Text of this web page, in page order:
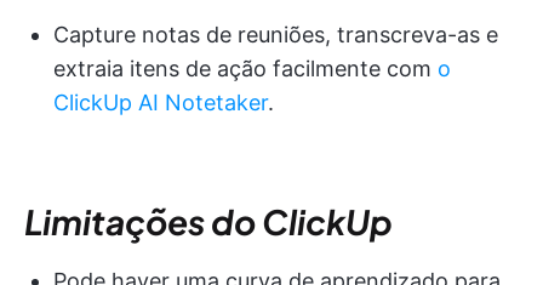
Capture notas de reuniões, transcreva-as e
extraia itens de ação facilmente com o
ClickUp AI Notetaker.
Limitações do ClickUp